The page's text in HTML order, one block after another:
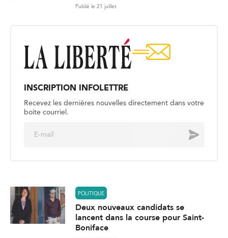
Publié le 21 juillet
INSCRIPTION INFOLETTRE
Recevez les dernières nouvelles directement dans votre
boite courriel.
Envoyer
POLITIQUE
Deux nouveaux candidats se
lancent dans la course pour Saint-
Boniface